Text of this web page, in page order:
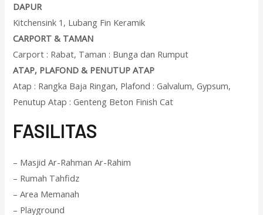
DAPUR
Kitchensink 1, Lubang Fin Keramik
CARPORT & TAMAN
Carport : Rabat, Taman : Bunga dan Rumput
ATAP, PLAFOND & PENUTUP ATAP
Atap : Rangka Baja Ringan, Plafond : Galvalum, Gypsum,
Penutup Atap : Genteng Beton Finish Cat
FASILITAS
– Masjid Ar-Rahman Ar-Rahim
– Rumah Tahfidz
– Area Memanah
– Playground